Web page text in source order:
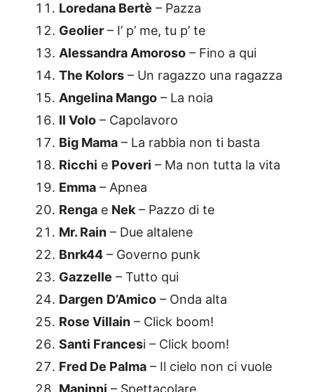
Loredana Bertè – Pazza
Geolier – I’ p’ me, tu p’ te
Alessandra Amoroso – Fino a qui
The Kolors – Un ragazzo una ragazza
Angelina Mango – La noia
Il Volo – Capolavoro
Big Mama – La rabbia non ti basta
Ricchi e Poveri – Ma non tutta la vita
Emma – Apnea
Renga e Nek– Pazzo di te
Mr. Rain – Due altalene
Bnrk44 – Governo punk
Gazzelle – Tutto qui
Dargen D’Amico – Onda alta
Rose Villain – Click boom!
Santi Francesi – Click boom!
Fred De Palma – Il cielo non ci vuole